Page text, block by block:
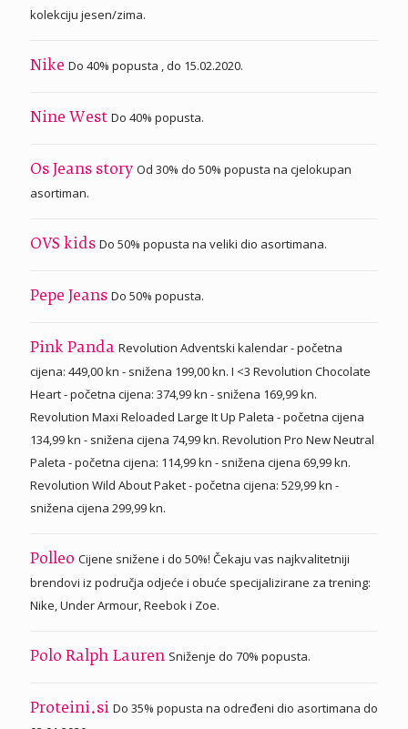
kolekciju jesen/zima.
Nike Do 40% popusta , do 15.02.2020.
Nine West Do 40% popusta.
Os Jeans story Od 30% do 50% popusta na cjelokupan
asortiman.
OVS kids Do 50% popusta na veliki dio asortimana.
Pepe Jeans Do 50% popusta.
Pink Panda Revolution Adventski kalendar - početna
cijena: 449,00 kn - snižena 199,00 kn. I <3 Revolution Chocolate
Heart - početna cijena: 374,99 kn - snižena 169,99 kn.
Revolution Maxi Reloaded Large It Up Paleta - početna cijena
134,99 kn - snižena cijena 74,99 kn. Revolution Pro New Neutral
Paleta - početna cijena: 114,99 kn - snižena cijena 69,99 kn.
Revolution Wild About Paket - početna cijena: 529,99 kn -
snižena cijena 299,99 kn.
Polleo Cijene snižene i do 50%! Čekaju vas najkvalitetniji
brendovi iz područja odjeće i obuće specijalizirane za trening:
Nike, Under Armour, Reebok i Zoe.
Polo Ralph Lauren Sniženje do 70% popusta.
Proteini.si Do 35% popusta na određeni dio asortimana do